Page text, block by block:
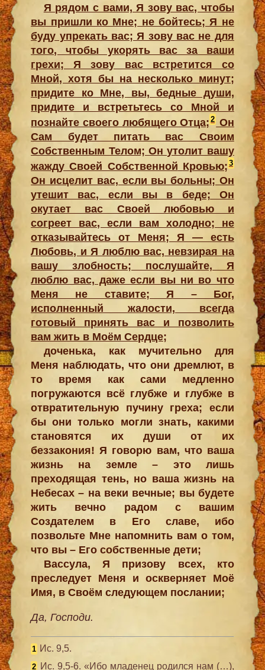
Я рядом с вами, Я зову вас, чтобы
вы пришли ко Мне; не бойтесь; Я не
буду упрекать вас; Я зову вас не для
того, чтобы укорять вас за ваши
грехи; Я зову вас встретится со
Мной, хотя бы на несколько минут;
придите ко Мне, вы, бедные души,
придите и встретьтесь со Мной и
познайте своего любящего Отца;2 Он
Сам будет питать вас Своим
Собственным Телом; Он утолит вашу
жажду Своей Собственной Кровью; 3
Он исцелит вас, если вы больны; Он
утешит вас, если вы в беде; Он
окутает вас Своей любовью и
согреет вас, если вам холодно; не
отказывайтесь от Меня; Я — есть
Любовь, и Я люблю вас, невзирая на
вашу злобность; послушайте, Я
люблю вас, даже если вы ни во что
Меня не ставите; Я – Бог,
исполненный жалости, всегда
готовый принять вас и позволить
вам жить в Моём Сердце;
доченька, как мучительно для
Меня наблюдать, что они дремлют, в
то время как сами медленно
погружаются всё глубже и глубже в
отвратительную пучину греха; если
бы они только могли знать, какими
становятся их души от их
беззакония! Я говорю вам, что ваша
жизнь на земле – это лишь
преходящая тень, но ваша жизнь на
Небесах – на веки вечные; вы будете
жить вечно радом с вашим
Создателем в Его славе, ибо
позвольте Мне напомнить вам о том,
что вы – Его собственные дети;
Вассула, Я призову всех, кто
преследует Меня и оскверняет Моё
Имя, в Своём следующем послании;
Да, Господи.
1 Ис. 9,5.
2 Ис. 9,5-6. «Ибо младенец родился нам (…),